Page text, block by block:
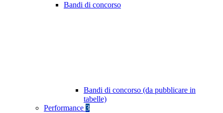
Bandi di concorso
Bandi di concorso (da pubblicare in
tabelle)
Performance 3